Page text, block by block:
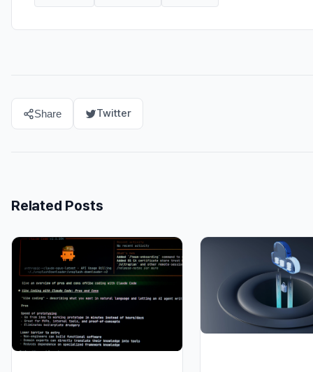
Share Twitter
Related Posts